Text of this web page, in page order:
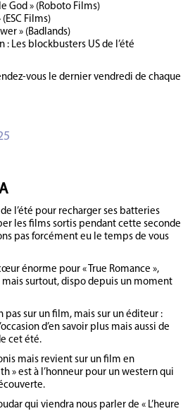
God » (Roboto Films)
Films)
» (Badlands)
: Les blockbusters US de l’été
vous le dernier vendredi de chaque
l’été pour recharger ses batteries
les films sortis pendant cette seconde
pas forcément eu le temps de vous
énorme pour « True Romance »,
mais surtout, dispo depuis un moment
pas sur un film, mais sur un éditeur :
d’en savoir plus mais aussi de
cet été.
mais revient sur un film en
» est à l’honneur pour un western qui
qui viendra nous parler de « L’heure